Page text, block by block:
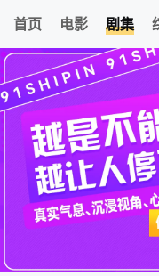
首页 电影 剧集
我的观影
零日攻击